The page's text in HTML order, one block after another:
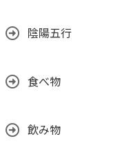
陰陽五行
食べ物
飲み物